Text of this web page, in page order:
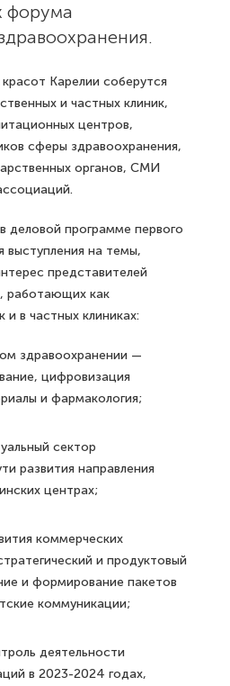
форума
Карелии соберутся
и частных клиник,
центров,
сферы здравоохранения,
органов, СМИ
деловой программе первого
на темы,
представителей
работающих как
и в частных клиниках:
здравоохранении —
цифровизация
и фармакология;
сектор
развития направления
центрах;
коммерческих
и продуктовый
и формирование пакетов
коммуникации;
деятельности
в 2023-2024 годах,